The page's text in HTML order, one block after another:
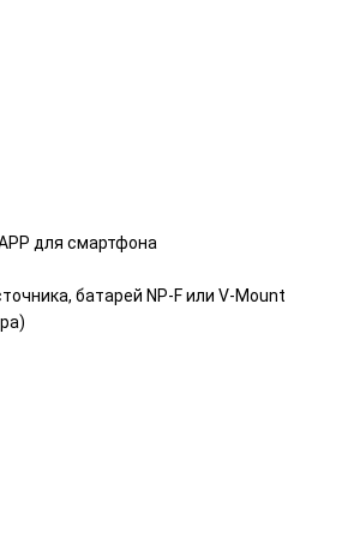
для смартфона
батарей NP-F или V-Mount